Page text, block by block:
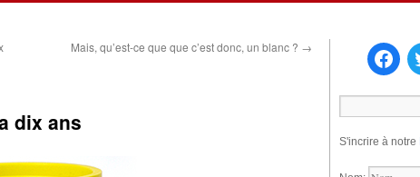
Mais, qu’est-ce que que c’est donc, un blanc ? →
dix ans
S'incrire à notre